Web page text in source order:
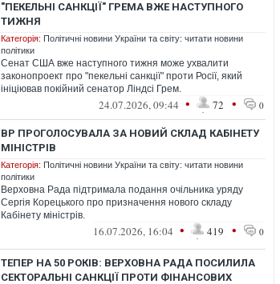
"ПЕКЕЛЬНІ САНКЦІЇ" ГРЕМА ВЖЕ НАСТУПНОГО
ТИЖНЯ
Категорія: Політичні новини України та світу: читати новини
політики
Сенат США вже наступного тижня може ухвалити
законопроект про "пекельні санкції" проти Росії, який
ініціював покійний сенатор Ліндсі Грем.
24.07.2026, 09:44 • 72 • 0
ВР ПРОГОЛОСУВАЛА ЗА НОВИЙ СКЛАД КАБІНЕТУ
МІНІСТРІВ
Категорія: Політичні новини України та світу: читати новини
політики
Верховна Рада підтримала подання очільника уряду
Сергія Корецького про призначення нового складу
Кабінету міністрів.
16.07.2026, 16:04 • 419 • 0
ТЕПЕР НА 50 РОКІВ: ВЕРХОВНА РАДА ПОСИЛИЛА
СЕКТОРАЛЬНІ САНКЦІЇ ПРОТИ ФІНАНСОВИХ